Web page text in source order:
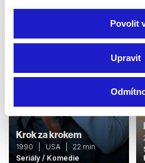
Povolit
Upravit
Krok za krokem
1990 | USA | 22 min
Seriály / Komedie